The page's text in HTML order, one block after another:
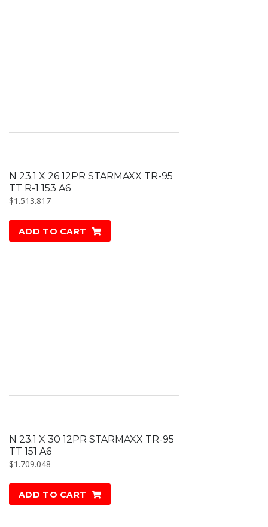
N 23.1 X 26 12PR STARMAXX TR-95
TT R-1 153 A6
$1.513.817
ADD TO CART
N 23.1 X 30 12PR STARMAXX TR-95
TT 151 A6
$1.709.048
ADD TO CART